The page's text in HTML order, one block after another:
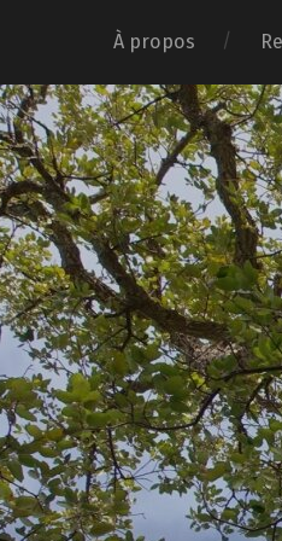
À propos